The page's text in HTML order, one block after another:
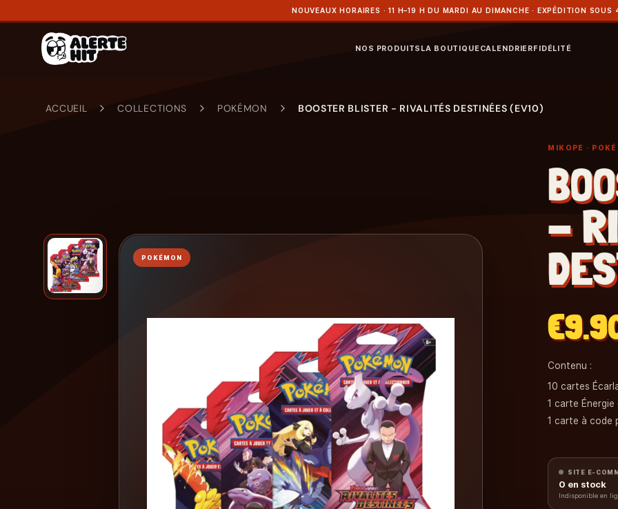
NOUVEAUX HORAIRES · 11 H–19 H DU MARDI AU DIMANCHE · EXPÉDITION SOUS
NOS PRODUITS LA BOUTIQUECALENDRIERFIDÉLITÉ
ACCUEIL COLLECTIONS POKÉMON BOOSTER BLISTER - RIVALITÉS DESTINÉES (EV10)
POKÉMON
MIKOPE ·
-
Contenu :
10 cartes
1 carte Énergie
1 carte à code
SITE E-
0 en stock
Indisponible en